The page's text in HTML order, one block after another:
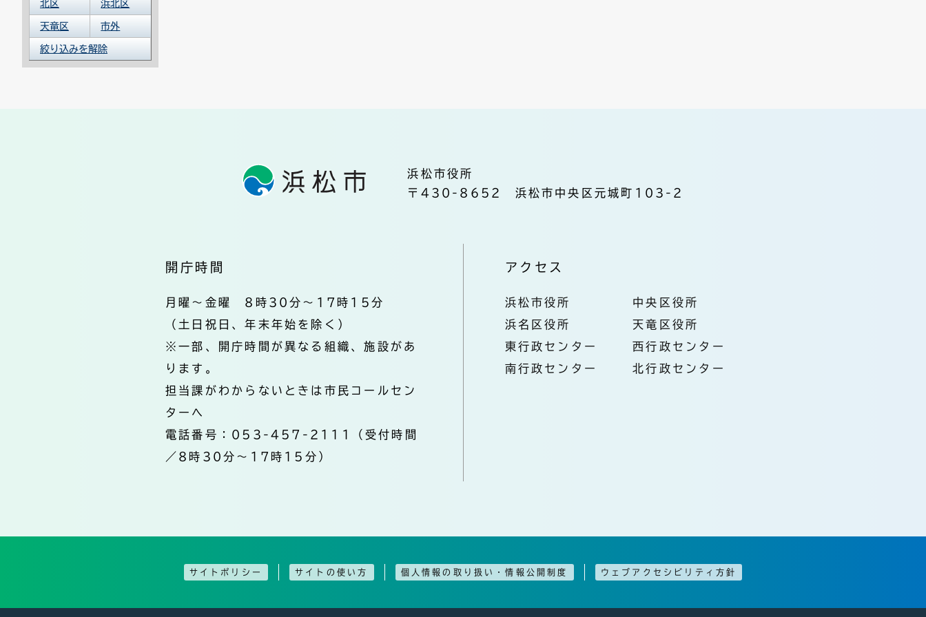
北区 浜北区
天竜区 市外
絞り込みを解除
浜松市役所
〒430-8652 浜松市中央区元城町103-2
開庁時間
月曜～金曜 8時30分～17時15分
（土日祝日、年末年始を除く）
※一部、開庁時間が異なる組織、施設があ
ります。
担当課がわからないときは市民コールセン
ターへ
電話番号：053-457-2111（受付時間
／8時30分～17時15分）
アクセス
浜松市役所
中央区役所
浜名区役所
天竜区役所
東行政センター
西行政センター
南行政センター
北行政センター
サイトポリシー サイトの使い方 個人情報の取り扱い・情報公開制度 ウェブアクセシビリティ方針